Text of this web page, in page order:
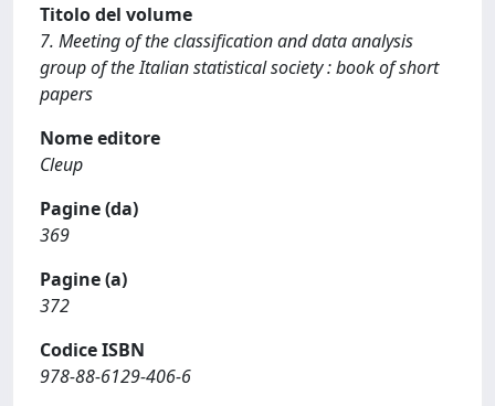
Titolo del volume
7. Meeting of the classification and data analysis
group of the Italian statistical society : book of short
papers
Nome editore
Cleup
Pagine (da)
369
Pagine (a)
372
Codice ISBN
978-88-6129-406-6